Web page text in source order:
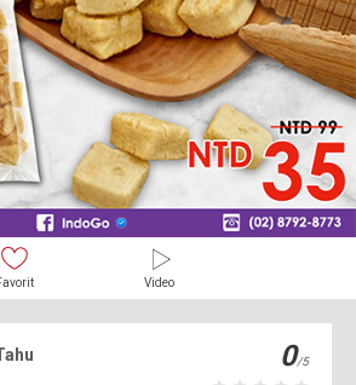
Video
0/5